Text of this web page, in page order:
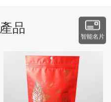
產品
智能名片